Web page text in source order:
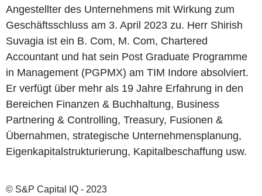
Angestellter des Unternehmens mit Wirkung zum
Geschäftsschluss am 3. April 2023 zu. Herr Shirish
Suvagia ist ein B. Com, M. Com, Chartered
Accountant und hat sein Post Graduate Programme
in Management (PGPMX) am TIM Indore absolviert.
Er verfügt über mehr als 19 Jahre Erfahrung in den
Bereichen Finanzen & Buchhaltung, Business
Partnering & Controlling, Treasury, Fusionen &
Übernahmen, strategische Unternehmensplanung,
Eigenkapitalstrukturierung, Kapitalbeschaffung usw.
© S&P Capital IQ - 2023